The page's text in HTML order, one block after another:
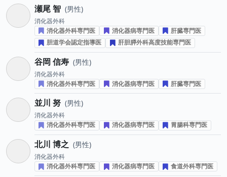
瀬尾 智 男性
消化器外科
消化器外科専門医
消化器病専門医
肝臓専門医
胆道学会認定指導医
肝胆膵外科高度技能専門医
谷岡 信寿 男性
消化器外科
消化器外科専門医
消化器病専門医 肝臓専門医
並川 努 男性
消化器外科
消化器外科専門医
消化器病専門医 胃腸科専門医
北川 博之 男性
消化器外科
消化器外科専門医
消化器病専門医 食道外科専門医